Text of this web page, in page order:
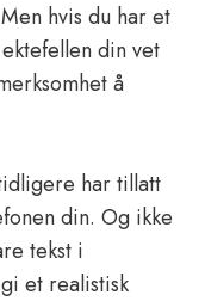
hvis du har et
din vet
å
har tillatt
din. Og ikke
tekst i
et realistisk